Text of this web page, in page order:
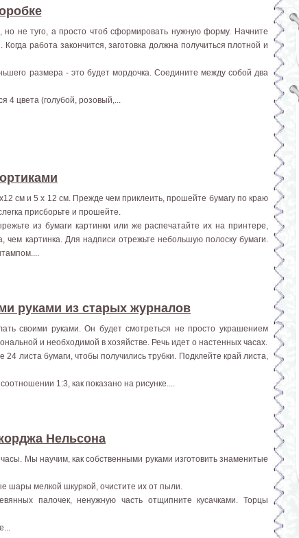
но не туго, а просто чтоб сформировать нужную форму. Начните
работа закончится, заготовка должна получиться плотной и
размера - это будет мордочка. Соедините между собой два
4 цвета (голубой, розовый,...
см и 5 х 12 см. Прежде чем приклеить, прошейте бумагу по краю
присборьте и прошейте.
из бумаги картинки или же распечатайте их на принтере,
чем картинка. Для надписи отрежьте небольшую полоску бумаги.
руками из старых журналов
своими руками. Он будет смотреться не просто украшением
и необходимой в хозяйстве. Речь идет о настенных часах.
листа бумаги, чтобы получились трубки. Подклейте край листа,
1:3, как показано на рисунке....
Нельсона
Мы научим, как собственными руками изготовить знаменитые
мелкой шкуркой, очистите их от пыли.
палочек, ненужную часть отщипните кусачками. Торцы